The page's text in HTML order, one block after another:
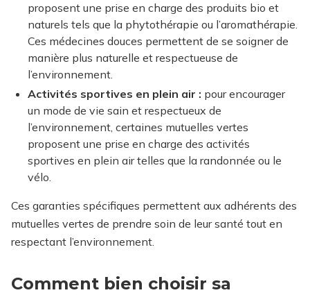
proposent une prise en charge des produits bio et
naturels tels que la phytothérapie ou l’aromathérapie.
Ces médecines douces permettent de se soigner de
manière plus naturelle et respectueuse de
l’environnement.
Activités sportives en plein air : pour encourager
un mode de vie sain et respectueux de
l’environnement, certaines mutuelles vertes
proposent une prise en charge des activités
sportives en plein air telles que la randonnée ou le
vélo.
Ces garanties spécifiques permettent aux adhérents des
mutuelles vertes de prendre soin de leur santé tout en
respectant l’environnement.
Comment bien choisir sa